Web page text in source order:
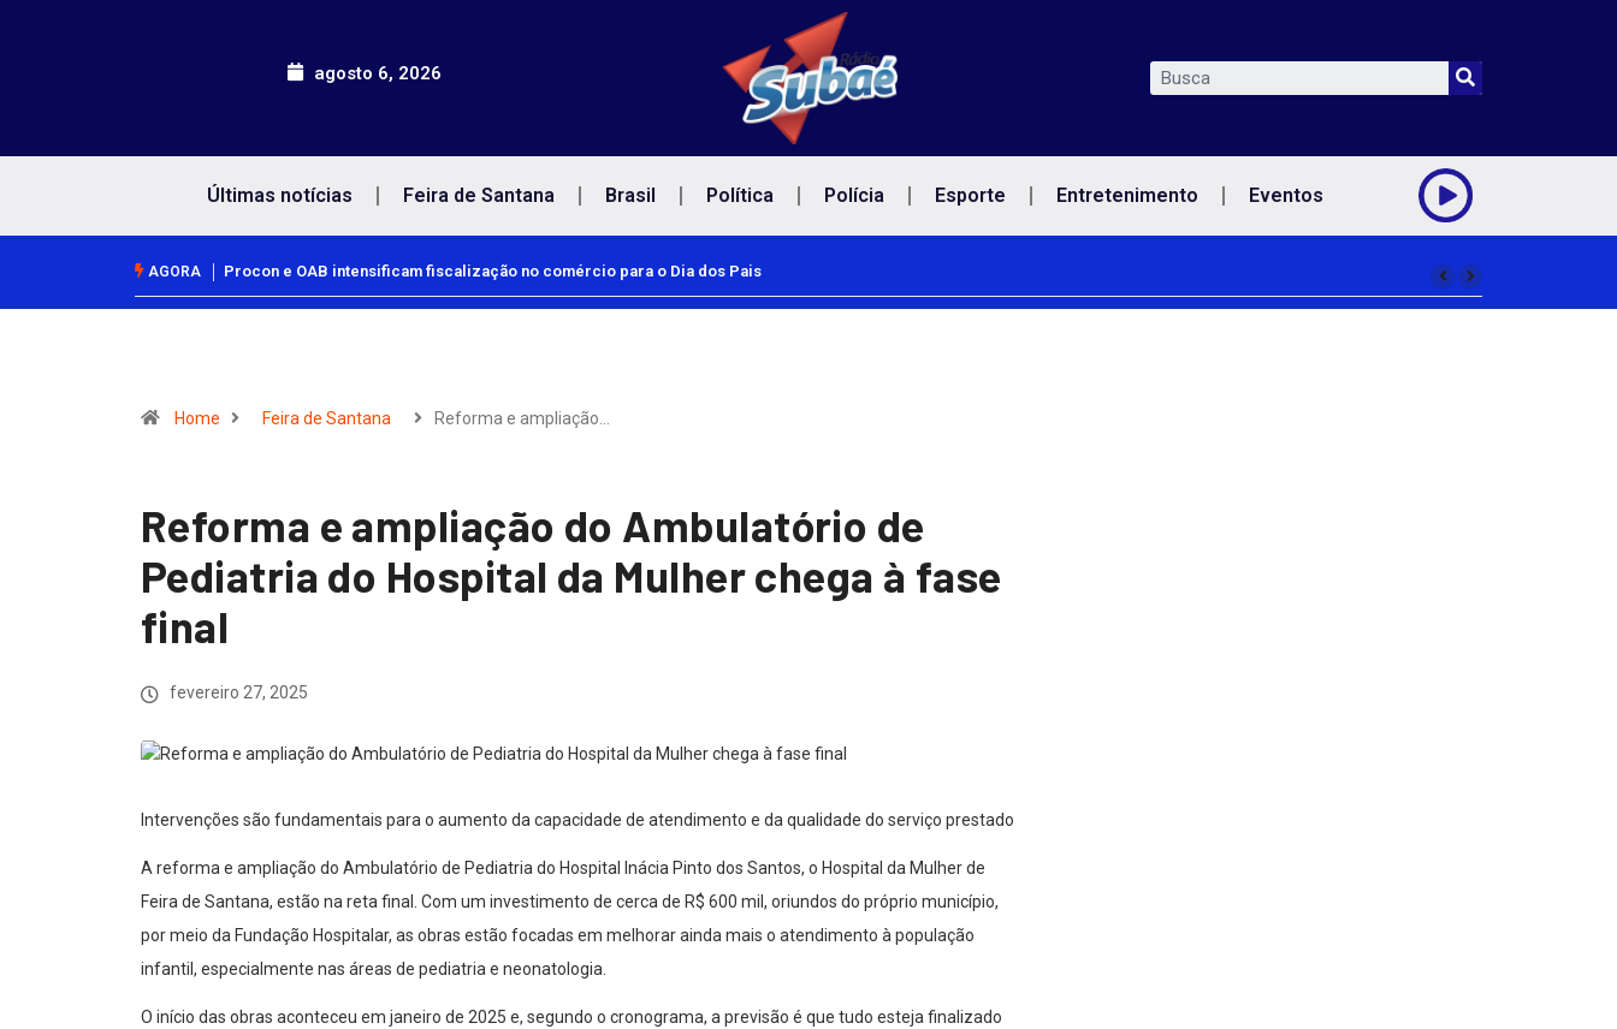
agosto 6, 2026
Últimas notícias Feira de Santana Brasil Política Polícia Esporte Entretenimento Eventos
AGORA Procon e OAB intensificam fiscalização no comércio para o Dia dos Pais
Home Feira de Santana Reforma e ampliação…
Reforma e ampliação do Ambulatório de
Pediatria do Hospital da Mulher chega à fase
final
fevereiro 27, 2025
Intervenções são fundamentais para o aumento da capacidade de atendimento e da qualidade do serviço prestado
A reforma e ampliação do Ambulatório de Pediatria do Hospital Inácia Pinto dos Santos, o Hospital da Mulher de
Feira de Santana, estão na reta final. Com um investimento de cerca de R$ 600 mil, oriundos do próprio município,
por meio da Fundação Hospitalar, as obras estão focadas em melhorar ainda mais o atendimento à população
infantil, especialmente nas áreas de pediatria e neonatologia.
O início das obras aconteceu em janeiro de 2025 e, segundo o cronograma, a previsão é que tudo esteja finalizado